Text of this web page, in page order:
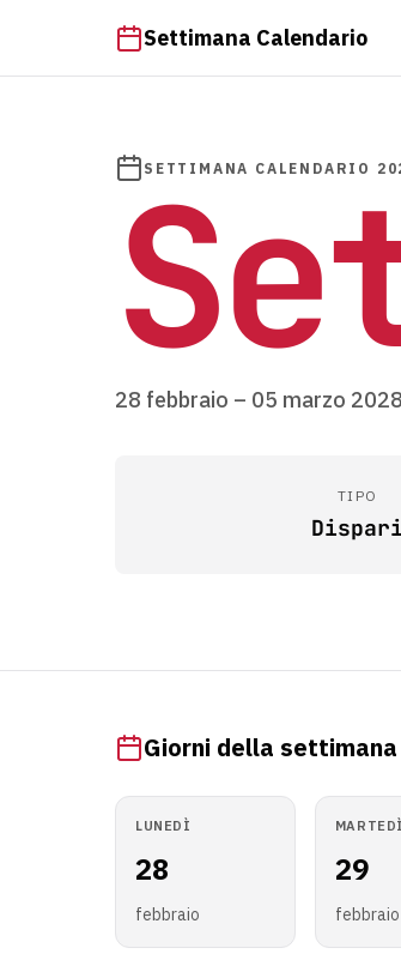
Settimana Calendario
SETTIMANA CALENDARIO
28 febbraio – 05 marzo 2028
TIPO
Dispari
Giorni della settimana
LUNEDÌ
28
febbraio
MARTEDÌ
29
febbraio